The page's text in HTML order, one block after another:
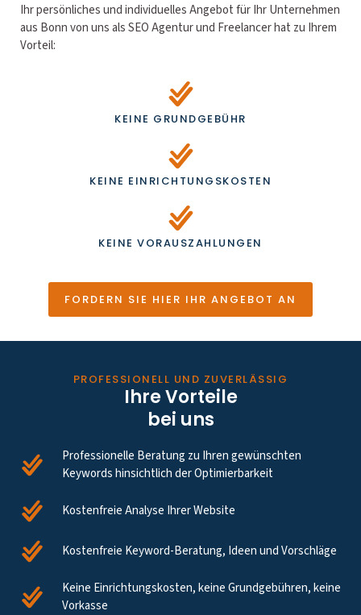
Ihr persönliches und individuelles Angebot für Ihr Unternehmen
aus Bonn von uns als SEO Agentur und Freelancer hat zu Ihrem
Vorteil:
KEINE GRUNDGEBÜHR
KEINE EINRICHTUNGSKOSTEN
KEINE VORAUSZAHLUNGEN
FORDERN SIE HIER IHR ANGEBOT AN
PROFESSIONELL UND ZUVERLÄSSIG
Ihre Vorteile
bei uns
Professionelle Beratung zu Ihren gewünschten
Keywords hinsichtlich der Optimierbarkeit
Kostenfreie Analyse Ihrer Website
Kostenfreie Keyword-Beratung, Ideen und Vorschläge
Keine Einrichtungskosten, keine Grundgebühren, keine
Vorkasse